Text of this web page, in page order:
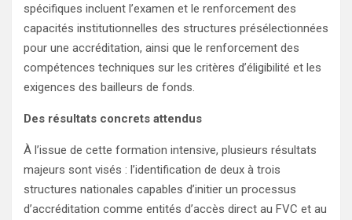
spécifiques incluent l’examen et le renforcement des
capacités institutionnelles des structures présélectionnées
pour une accréditation, ainsi que le renforcement des
compétences techniques sur les critères d’éligibilité et les
exigences des bailleurs de fonds.
Des résultats concrets attendus
À l’issue de cette formation intensive, plusieurs résultats
majeurs sont visés : l’identification de deux à trois
structures nationales capables d’initier un processus
d’accréditation comme entités d’accès direct au FVC et au